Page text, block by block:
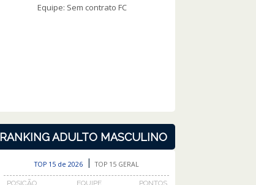
RANKING ADULTO MASCULINO